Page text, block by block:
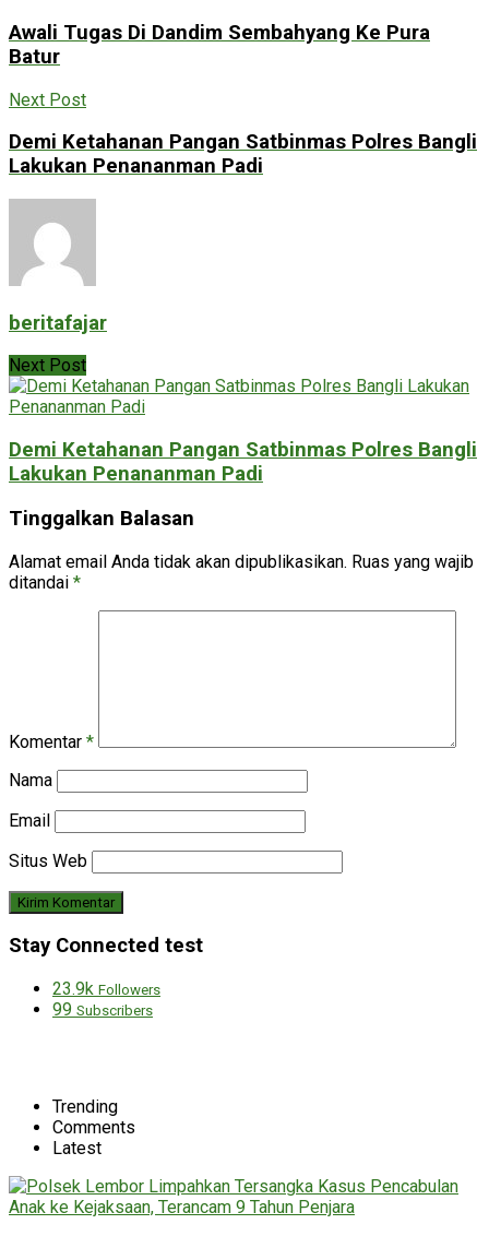
Awali Tugas Di Dandim Sembahyang Ke Pura
Batur
Next Post
Demi Ketahanan Pangan Satbinmas Polres Bangli
Lakukan Penananman Padi
beritafajar
Next Post
Demi Ketahanan Pangan Satbinmas Polres Bangli
Lakukan Penananman Padi
Tinggalkan Balasan
Alamat email Anda tidak akan dipublikasikan. Ruas yang wajib
ditandai *
Komentar *
Nama
Email
Situs Web
Stay Connected test
23.9k Followers
99 Subscribers
Trending
Comments
Latest